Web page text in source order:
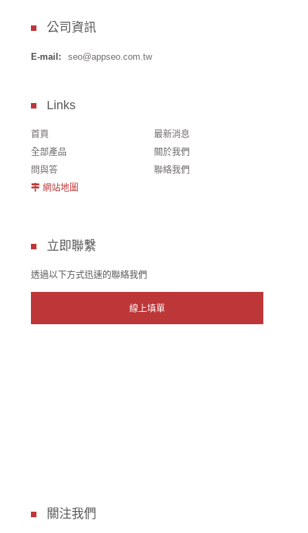
公司資訊
E-mail: seo@appseo.com.tw
Links
首頁
最新消息
全部產品
關於我們
問與答
聯絡我們
網站地圖
立即聯繫
透過以下方式迅速的聯絡我們
線上填單
關注我們